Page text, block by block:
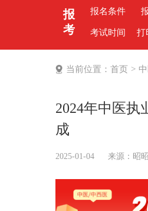
报
考
报名条件
考试时间 打
当前位置： 首页 >
2024年中医执
成
2025-01-04 来源： 昭